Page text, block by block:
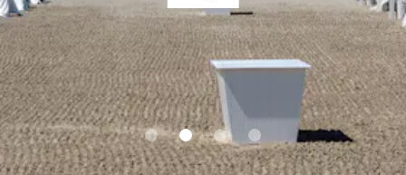
ISPIRAZIONI
WEBCAM
CONTATTI